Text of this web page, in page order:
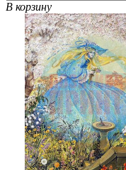
В корзину